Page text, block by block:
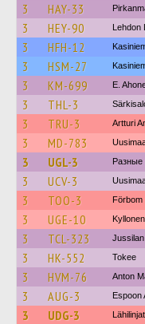
3 HAY-33
3 HEY-90 Lehdon
3 HFH-12
3 HSM-27
3 KM-699 E.
3 THL-3
3 TRU-3 Artturi
3 MD-783
3 UGL-3 Разные
3 UCV-3
3 TOO-3 Förbom
3 UGE-10 Kyllonen
3 TCL-323 Jussilan
3 HK-552 Tokee
3 HVM-76 Anton
3 AUG-3 Espoon
3 UDG-3 Lähilinjat